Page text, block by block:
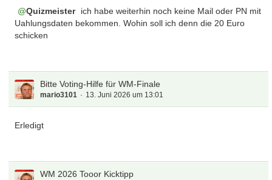
Quizmeister ich habe weiterhin noch keine Mail oder PN mit
Uahlungsdaten bekommen. Wohin soll ich denn die 20 Euro
schicken
Bitte Voting-Hilfe für WM-Finale
mario3101 13. Juni 2026 um 13:01
Erledigt
WM 2026 Tooor Kicktipp